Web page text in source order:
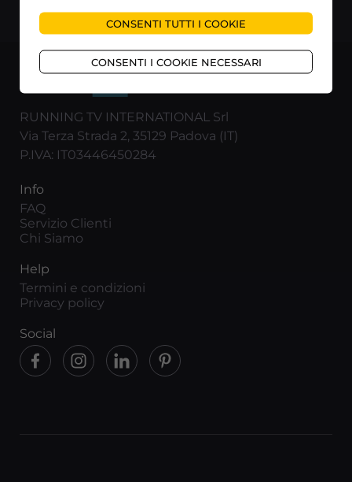
TOP
RUNNING TV INTERNATIONAL Srl
Via Terza Strada 2, 35129 Padova (IT)
P.IVA: IT03446450284
Info
FAQ
Servizio Clienti
Chi Siamo
Help
Termini e condizioni
Privacy policy
Social
CONSENTI TUTTI I COOKIE
CONSENTI I COOKIE NECESSARI